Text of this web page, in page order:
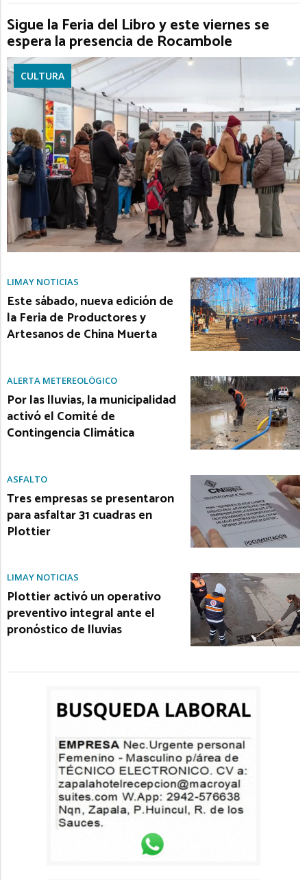
Sigue la Feria del Libro y este viernes se
espera la presencia de Rocambole
CULTURA
LIMAY NOTICIAS
Este sábado, nueva edición de
la Feria de Productores y
Artesanos de China Muerta
ALERTA METEREOLÓGICO
Por las lluvias, la municipalidad
activó el Comité de
Contingencia Climática
ASFALTO
Tres empresas se presentaron
para asfaltar 31 cuadras en
Plottier
LIMAY NOTICIAS
Plottier activó un operativo
preventivo integral ante el
pronóstico de lluvias